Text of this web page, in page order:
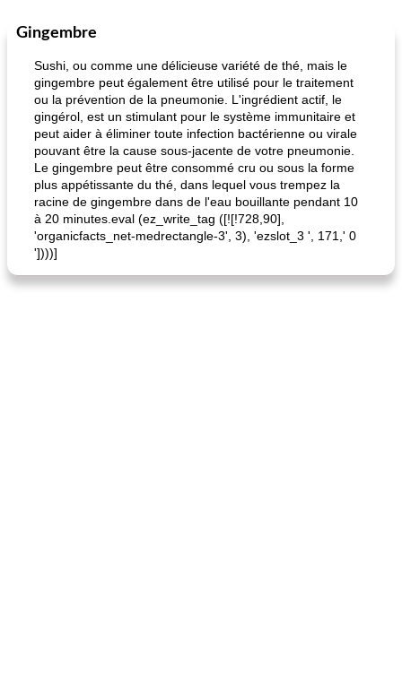
Marques de confiance: recettes et
astuces
fiesta tostadas le méga's jopp joes
Gingembre
Sushi, ou comme une délicieuse variété de thé, mais le
gingembre peut également être utilisé pour le traitement
ou la prévention de la pneumonie. L'ingrédient actif, le
gingérol, est un stimulant pour le système immunitaire et
peut aider à éliminer toute infection bactérienne ou virale
pouvant être la cause sous-jacente de votre pneumonie.
Le gingembre peut être consommé cru ou sous la forme
plus appétissante du thé, dans lequel vous trempez la
racine de gingembre dans de l'eau bouillante pendant 10
à 20 minutes.eval (ez_write_tag ([![!728,90],
'organicfacts_net-medrectangle-3', 3), 'ezslot_3 ', 171,' 0
'])))]